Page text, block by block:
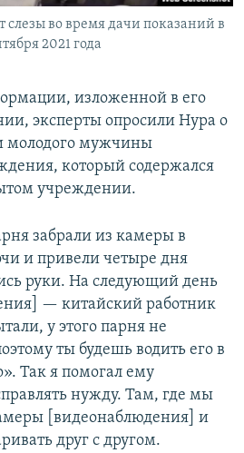
во время дачи показаний в
2021 года
изложенной в его
эксперты опросили Нура о
молодого мужчины
который содержался
учреждении.
забрали из камеры в
и привели четыре дня
руки. На следующий день
— китайский работник
у этого парня не
ты будешь водить его в
Так я помогал ему
нужду. Там, где мы
[видеонаблюдения] и
друг с другом.